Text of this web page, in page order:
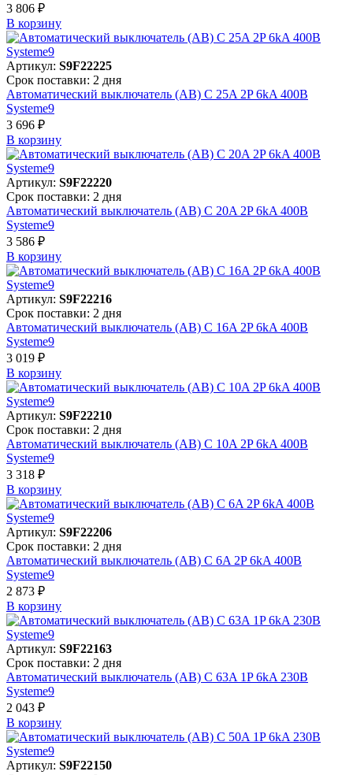
3 806 ₽
В корзинy
Артикул: S9F22225
Срок поставки: 2 дня
Автоматический выключатель (АВ) C 25A 2P 6kA 400В
Systeme9
3 696 ₽
В корзинy
Артикул: S9F22220
Срок поставки: 2 дня
Автоматический выключатель (АВ) C 20A 2P 6kA 400В
Systeme9
3 586 ₽
В корзинy
Артикул: S9F22216
Срок поставки: 2 дня
Автоматический выключатель (АВ) C 16A 2P 6kA 400В
Systeme9
3 019 ₽
В корзинy
Артикул: S9F22210
Срок поставки: 2 дня
Автоматический выключатель (АВ) C 10A 2P 6kA 400В
Systeme9
3 318 ₽
В корзинy
Артикул: S9F22206
Срок поставки: 2 дня
Автоматический выключатель (АВ) C 6A 2P 6kA 400В
Systeme9
2 873 ₽
В корзинy
Артикул: S9F22163
Срок поставки: 2 дня
Автоматический выключатель (АВ) C 63A 1P 6kA 230В
Systeme9
2 043 ₽
В корзинy
Артикул: S9F22150